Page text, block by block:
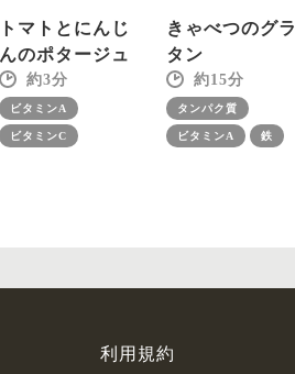
トマトとにんじ
んのポタージュ
3
ビタミンA
ビタミンC
きゃべつのグラ
タン
15
タンパク質
ビタミンA 鉄
利用規約